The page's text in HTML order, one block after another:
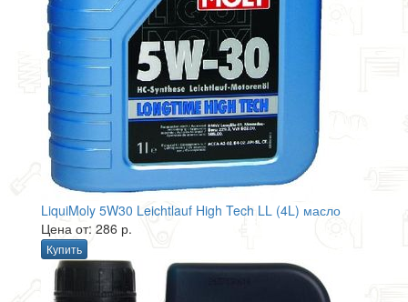
LiquiMoly 5W30 Leichtlauf High Tech LL (4L) масло
Цена от: 286 р.
Купить